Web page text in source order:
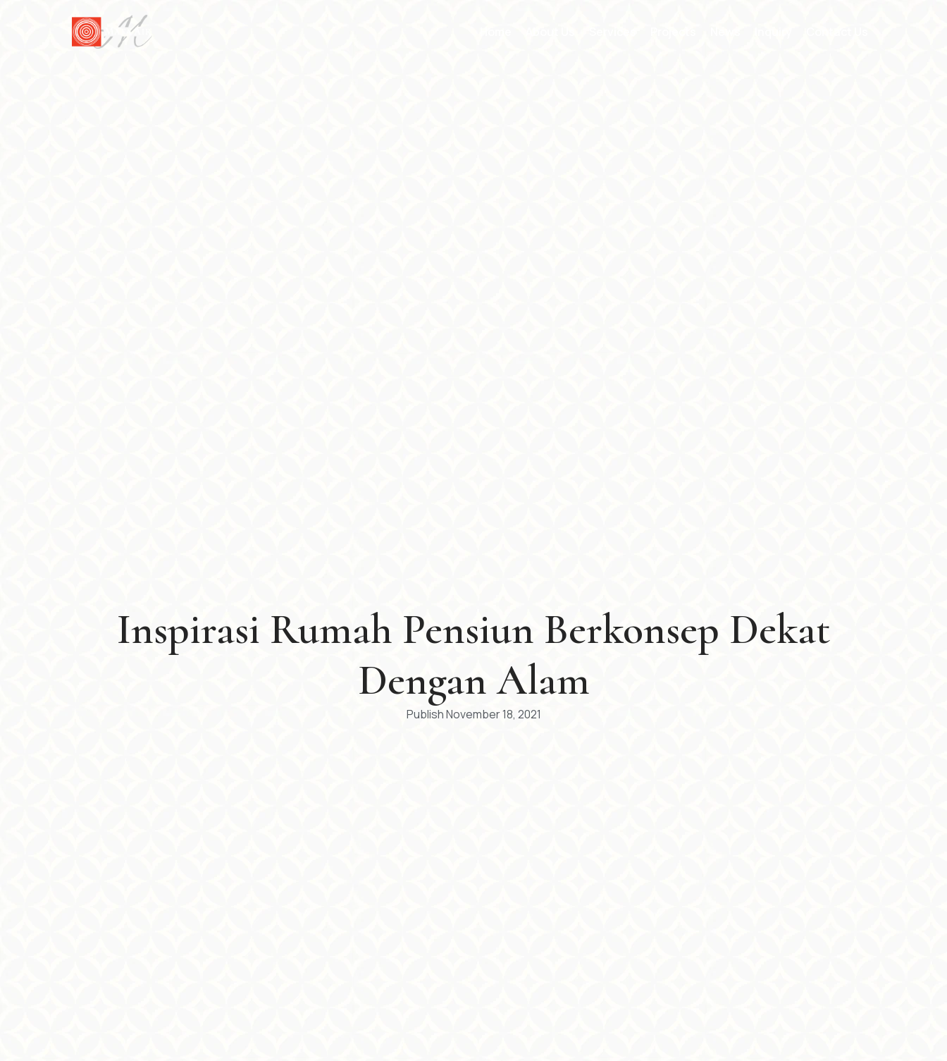
Inspirasi Rumah Pensiun Berkonsep Dekat
Dengan Alam
PublishNovember 18, 2021